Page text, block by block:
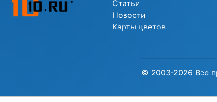
Статьи
Новости
Карты цветов
© 2003-2026 Все